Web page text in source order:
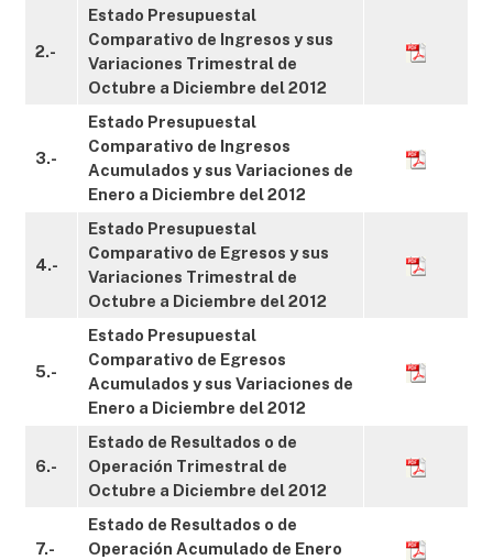
2.-
Estado Presupuestal
Comparativo de Ingresos y sus
Variaciones Trimestral de
Octubre a Diciembre del 2012
3.-
Estado Presupuestal
Comparativo de Ingresos
Acumulados y sus Variaciones de
Enero a Diciembre del 2012
4.-
Estado Presupuestal
Comparativo de Egresos y sus
Variaciones Trimestral de
Octubre a Diciembre del 2012
5.-
Estado Presupuestal
Comparativo de Egresos
Acumulados y sus Variaciones de
Enero a Diciembre del 2012
6.-
Estado de Resultados o de
Operación Trimestral de
Octubre a Diciembre del 2012
7.-
Estado de Resultados o de
Operación Acumulado de Enero